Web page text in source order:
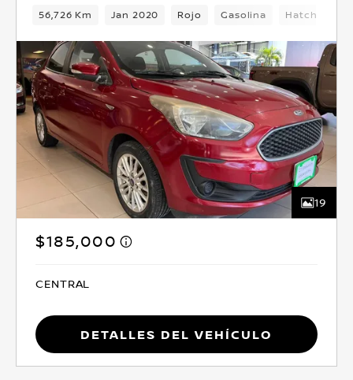
56,726 Km Jan 2020 Rojo Gasolina Hatchback
19
$185,000
CENTRAL
Detalles del vehículo